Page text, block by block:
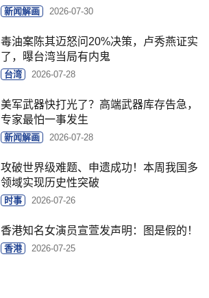
新闻解画 2026-07-30
毒油案陈其迈怒问20%决策，卢秀燕证实
了，曝台湾当局有内鬼
台湾 2026-07-28
美军武器快打光了？高端武器库存告急，
专家最怕一事发生
新闻解画 2026-07-28
攻破世界级难题、申遗成功！本周我国多
领域实现历史性突破
时事 2026-07-26
香港知名女演员宣萱发声明：图是假的！
香港 2026-07-25